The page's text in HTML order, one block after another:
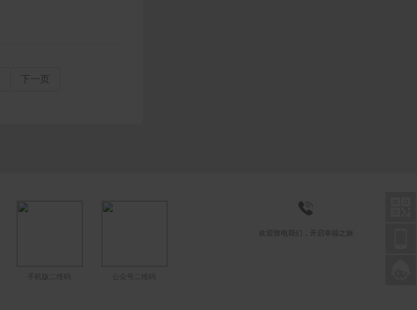
下一页
手机版二维码 公众号二维码

欢迎致电我们，开启幸福之旅